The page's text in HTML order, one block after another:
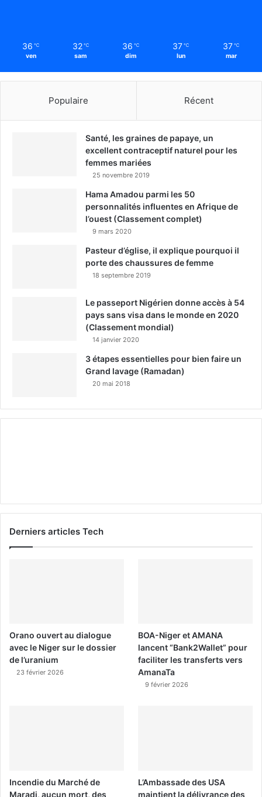
36 ℃
ven
32 ℃
sam
36 ℃
dim
37 ℃
lun
37 ℃
mar
Populaire Récent
Santé, les graines de papaye, un
excellent contraceptif naturel pour les
femmes mariées
25 novembre 2019
Hama Amadou parmi les 50
personnalités influentes en Afrique de
l’ouest (Classement complet)
9 mars 2020
Pasteur d’église, il explique pourquoi il
porte des chaussures de femme
18 septembre 2019
Le passeport Nigérien donne accès à 54
pays sans visa dans le monde en 2020
(Classement mondial)
14 janvier 2020
3 étapes essentielles pour bien faire un
Grand lavage (Ramadan)
20 mai 2018
Derniers articles Tech
Orano ouvert au dialogue
avec le Niger sur le dossier
de l’uranium
23 février 2026
BOA-Niger et AMANA
lancent “Bank2Wallet” pour
faciliter les transferts vers
AmanaTa
9 février 2026
Incendie du Marché de
Maradi, aucun mort, des
L’Ambassade des USA
maintient la délivrance des